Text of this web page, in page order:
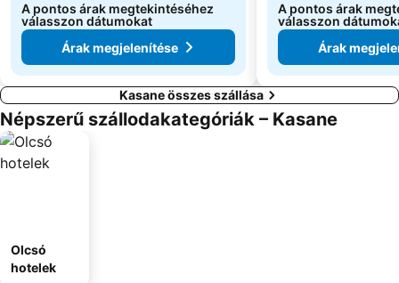
A pontos árak megtekintéséhez
válasszon dátumokat
Árak megjelenítése
A pontos árak
válasszon
Árak
Kasane összes szállása
Népszerű szállodakategóriák – Kasane
Olcsó
hotelek